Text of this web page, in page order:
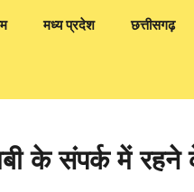
मध्य प्रदेश छत्तीसगढ़
के संपर्क में रहने